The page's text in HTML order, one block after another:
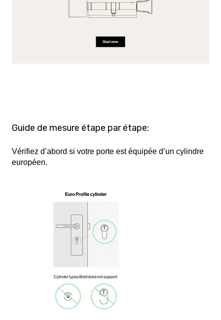
Guide de mesure étape par étape:
Vérifiez d’abord si votre porte est équipée d’un cylindre
européen.